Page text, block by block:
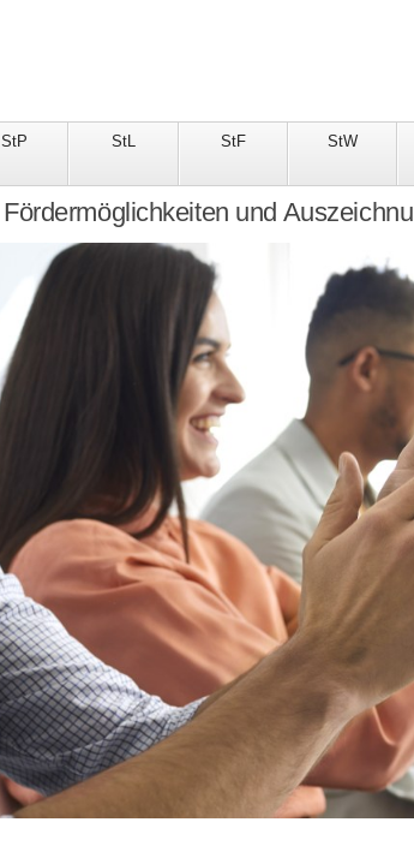
StP StL StF StW
Fördermöglichkeiten und